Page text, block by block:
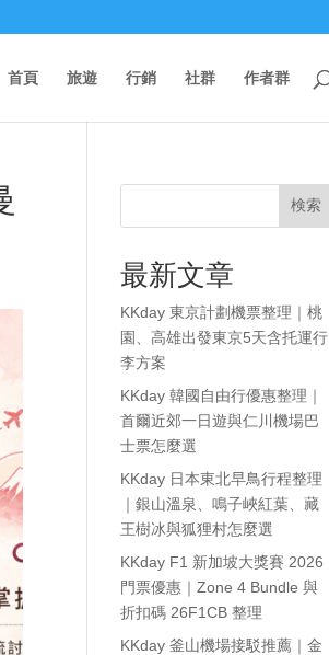
首頁 旅遊 行銷 社群 作者群
検索
最新文章
KKday 東京計劃機票整理｜桃
園、高雄出發東京5天含托運行
李方案
KKday 韓國自由行優惠整理｜
首爾近郊一日遊與仁川機場巴
士票怎麼選
KKday 日本東北早鳥行程整理
｜銀山溫泉、鳴子峽紅葉、藏
王樹冰與狐狸村怎麼選
KKday F1 新加坡大獎賽 2026
門票優惠｜Zone 4 Bundle 與
折扣碼 26F1CB 整理
KKday 釜山機場接駁推薦｜金